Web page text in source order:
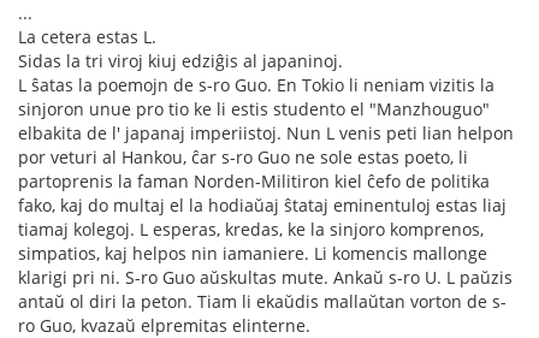
...
La cetera estas L.
Sidas la tri viroj kiuj edziĝis al japaninoj.
L ŝatas la poemojn de s-ro Guo. En Tokio li neniam vizitis la
sinjoron unue pro tio ke li estis studento el "Manzhouguo"
elbakita de l' japanaj imperiistoj. Nun L venis peti lian helpon
por veturi al Hankou, ĉar s-ro Guo ne sole estas poeto, li
partoprenis la faman Norden-Militiron kiel ĉefo de politika
fako, kaj do multaj el la hodiaŭaj ŝtataj eminentuloj estas liaj
tiamaj kolegoj. L esperas, kredas, ke la sinjoro komprenos,
simpatios, kaj helpos nin iamaniere. Li komencis mallonge
klarigi pri ni. S-ro Guo aŭskultas mute. Ankaŭ s-ro U. L paŭzis
antaŭ ol diri la peton. Tiam li ekaŭdis mallaŭtan vorton de s-
ro Guo, kvazaŭ elpremitas elinterne.